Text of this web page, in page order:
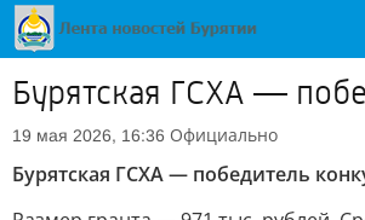
Бурятская ГСХА —
19 мая 2026, 16:36 Официально
Бурятская ГСХА — победитель